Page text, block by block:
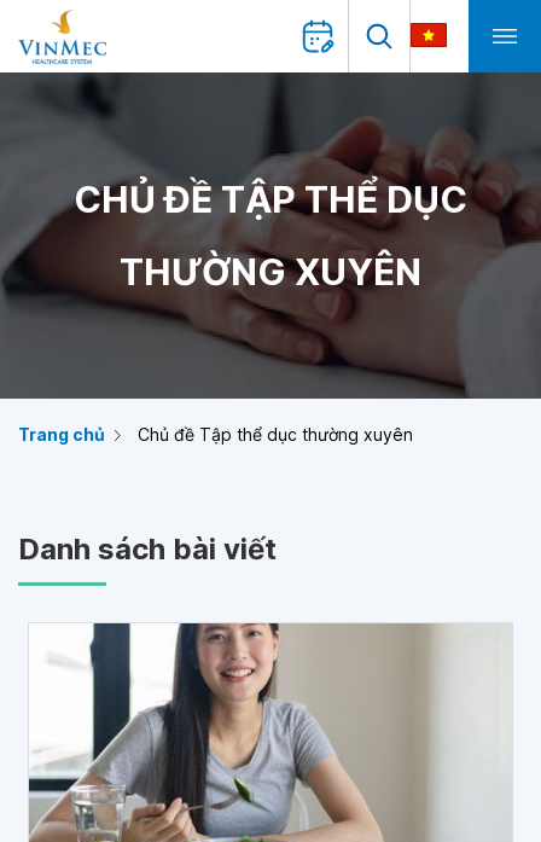
CHỦ ĐỀ TẬP THỂ DỤC
THƯỜNG XUYÊN
Trang chủ Chủ đề Tập thể dục thường xuyên
Danh sách bài viết